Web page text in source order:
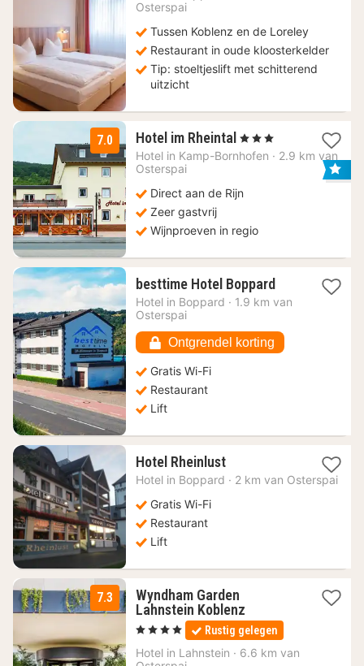
€
Osterspai
Tussen Koblenz en de Loreley
Restaurant in oude kloosterkelder
Tip: stoeltjeslift met schitterend
uitzicht
7.0 Hotel im Rheintal 1
nacht
€
, 3 Sterren
Hotel in Kamp-Bornhofen · 2.9 km van
Osterspai
Direct aan de Rijn
Zeer gastvrij
Wijnproeven in regio
besttime Hotel Boppard1
nacht
Hotel in Boppard · 1.9 km van
Osterspai
Ontgrendel korting
Gratis Wi-Fi
Restaurant
Lift
Hotel Rheinlust1
nacht
Hotel in Boppard · 2 km van Osterspai
Gratis Wi-Fi
Restaurant
Lift
7.3
Wyndham Garden
Lahnstein Koblenz2
nachten
vanaf
64
, 4 Sterren Rustig gelegen
Hotel in Lahnstein · 6.6 km van